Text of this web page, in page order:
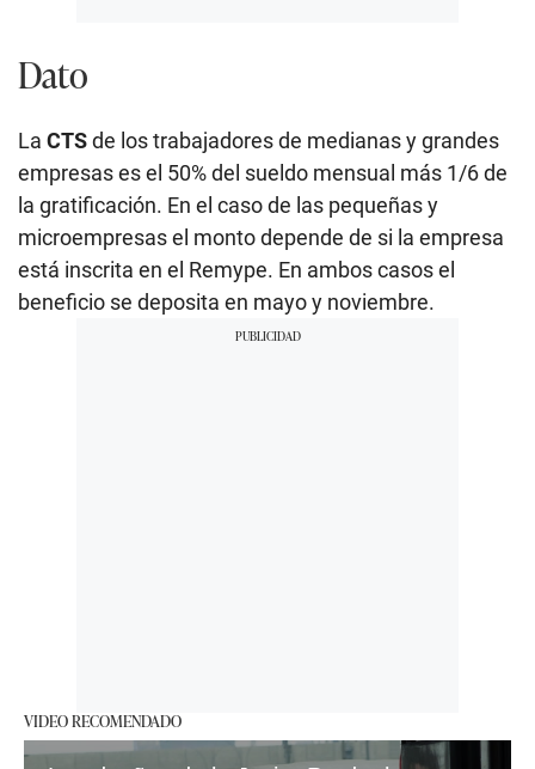
Dato
La CTSde los trabajadores de medianas y grandes
empresas es el 50% del sueldo mensual más 1/6 de
la gratificación. En el caso de las pequeñas y
microempresas el monto depende de si la empresa
está inscrita en el Remype. En ambos casos el
beneficio se deposita en mayo y noviembre.
VIDEO RECOMENDADO